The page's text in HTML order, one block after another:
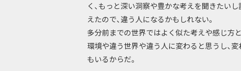
く、もっと深い洞察や豊かな考えを聞きたい
えたので、違う人になるかもしれない。
多分前までの世界ではよく似た考えや感じ方
環境や違う世界や違う人に変わると思うし、
もいるからだ。